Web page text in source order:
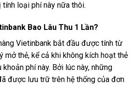
loại phí này nữa thôi.
Bao Lâu Thu 1 Lần?
Vietinbank bắt đầu được tính từ
mở thẻ, kể cả khi không kích hoạt thẻ
phí này. Bởi lúc này, những
được lưu trữ trên hệ thống của đơn